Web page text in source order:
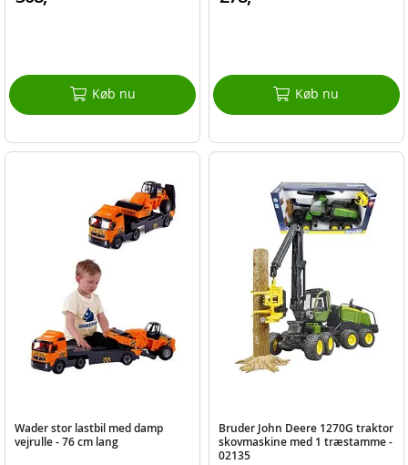
Køb nu Køb nu
Wader stor lastbil med damp
vejrulle - 76 cm lang
Bruder John Deere 1270G traktor
skovmaskine med 1 træstamme -
02135